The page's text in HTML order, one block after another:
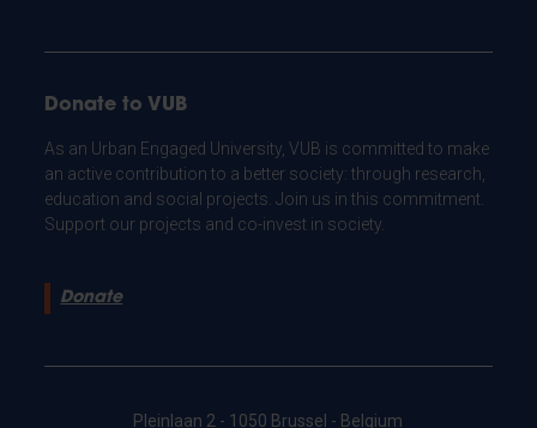
Donate to VUB
As an Urban Engaged University, VUB is committed to make
an active contribution to a better society: through research,
education and social projects. Join us in this commitment.
Support our projects and co-invest in society.
Donate
Pleinlaan 2 - 1050 Brussel - Belgium